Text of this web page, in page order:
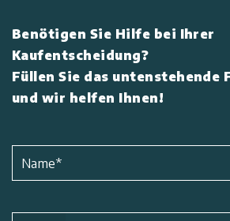
Benötigen Sie Hilfe bei Ihrer
Kaufentscheidung?
Füllen Sie das untenstehende
und wir helfen Ihnen!
Name*